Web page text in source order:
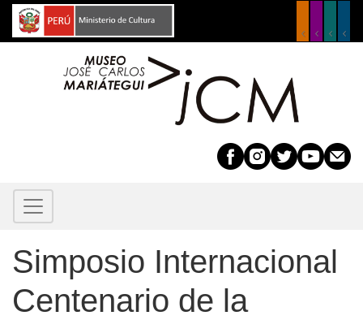
Pasar
Simposio Internacional
Centenario de la